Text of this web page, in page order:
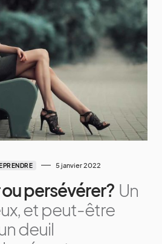
5 janvier 2022
persévérer? Un
et peut-être
deuil